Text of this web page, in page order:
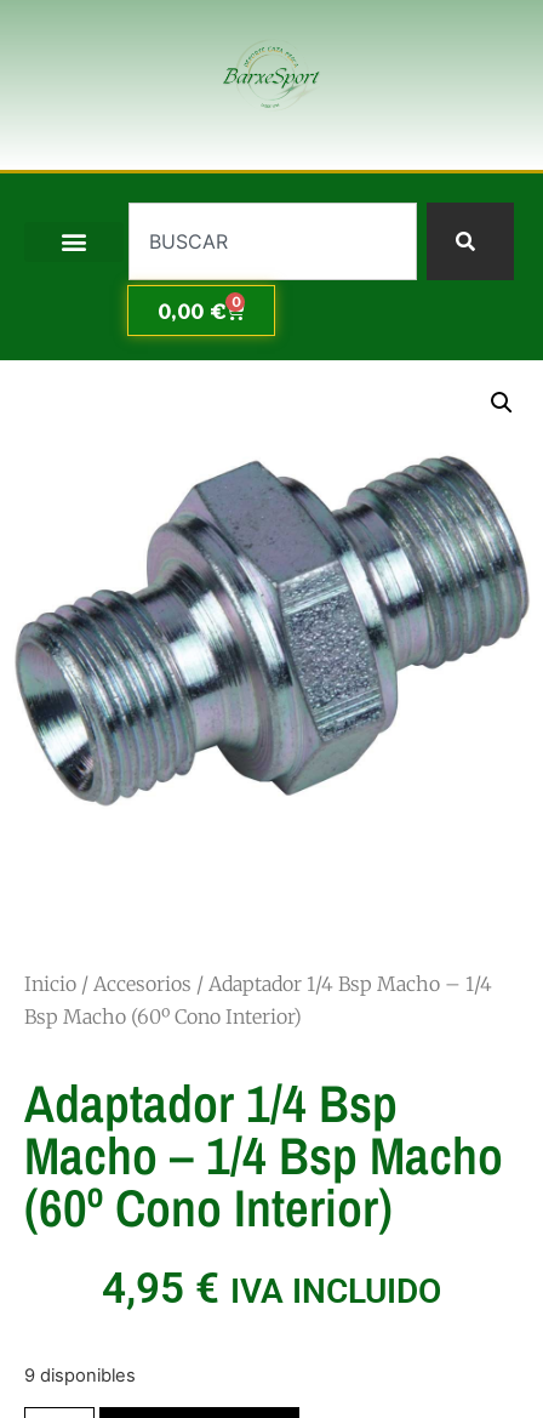
0,00€ 0
Inicio / Accesorios / Adaptador 1/4 Bsp Macho – 1/4
Bsp Macho (60º Cono Interior)
Adaptador 1/4 Bsp
Macho – 1/4 Bsp Macho
(60º Cono Interior)
4,95 € IVA INCLUIDO
9 disponibles